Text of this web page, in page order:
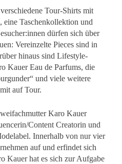
Tour-Shirts mit
eine Taschenkollektion und
dürfen sich über
Vereinzelte Pieces sind in
hinaus sind Lifestyle-
Kauer Eau de Parfums, die
und viele weitere
auf Tour.
Karo Kauer
Content Creatorin und
Innerhalb von nur vier
auf und erfindet sich
Kauer hat es sich zur Aufgabe